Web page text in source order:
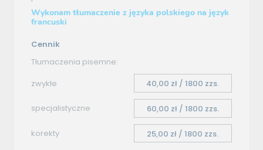
Wykonam tłumaczenie z języka polskiego na język
francuski
Cennik
Tłumaczenia pisemne:
zwykłe
40,00 zł / 1800 zzs.
specjalistyczne 60,00 zł / 1800 zzs.
korekty 25,00 zł / 1800 zzs.